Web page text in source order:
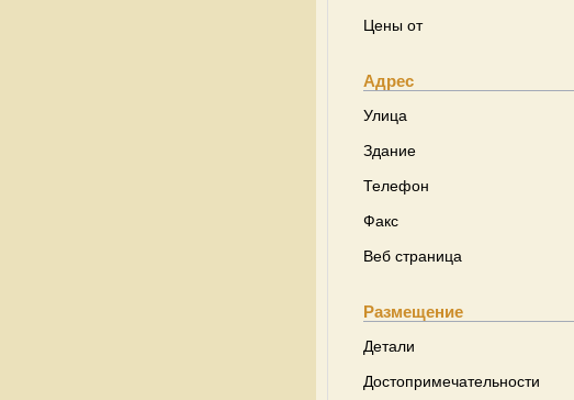
Цены от
Адрес
Улица
Здание
Телефон
Факс
Веб страница
Размещение
Детали
Достопримечательности